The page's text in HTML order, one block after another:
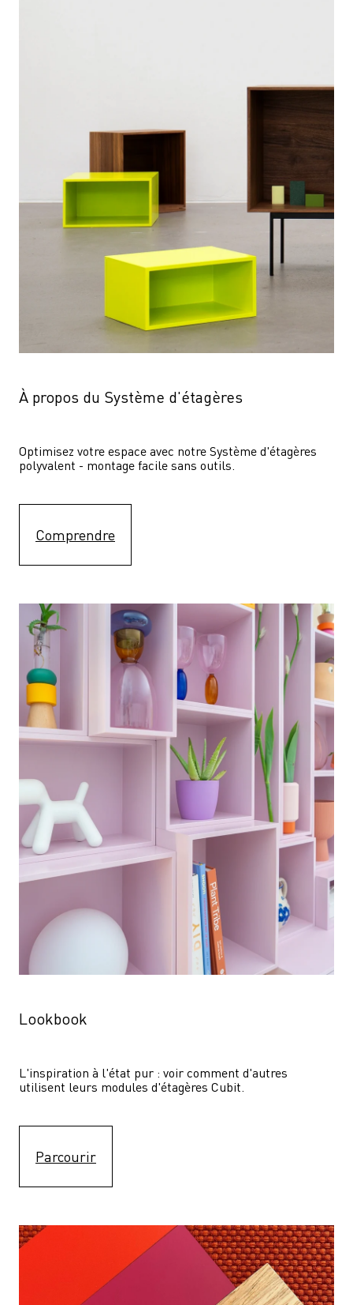
À propos du Système d'étagères
Optimisez votre espace avec notre Système d'étagères
polyvalent - montage facile sans outils.
Comprendre
Lookbook
L'inspiration à l'état pur : voir comment d'autres
utilisent leurs modules d'étagères Cubit.
Parcourir